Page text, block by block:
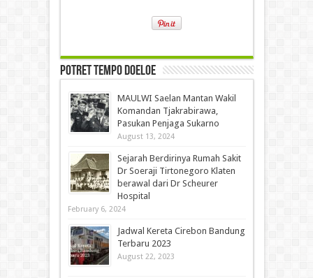
Potret Tempo Doeloe
MAULWI Saelan Mantan Wakil
Komandan Tjakrabirawa,
Pasukan Penjaga Sukarno
August 13, 2024
Sejarah Berdirinya Rumah Sakit
Dr Soeraji Tirtonegoro Klaten
berawal dari Dr Scheurer
Hospital
February 6, 2024
Jadwal Kereta Cirebon Bandung
Terbaru 2023
August 22, 2023